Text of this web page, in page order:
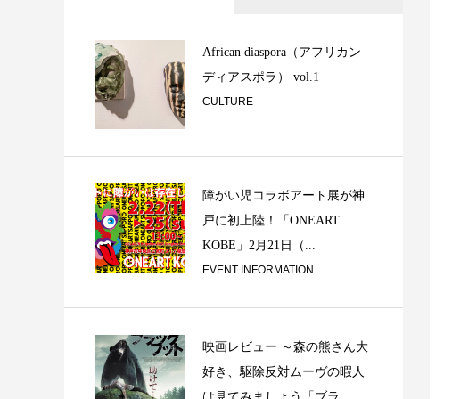
飴ちゃんより体操が喉に効く
MEXICANA
African diaspora（アフリカン
ディアスポラ） vol.1
CULTURE
障がい児コラボアート展が神
戸に初上陸！「ONEART
KOBE」2月21日（...
EVENT INFORMATION
映画レビュー ～森の熊さん大
好き、駆除反対ムーヴの暇人